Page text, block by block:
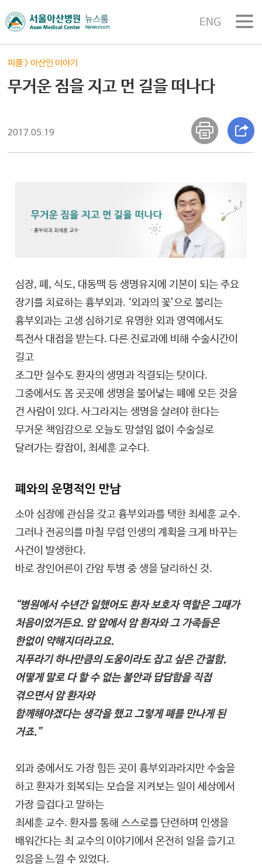
ENG
피플>아산인 이야기
무거운 짐을 지고 먼 길을 떠나다
2017.05.19
심장, 폐, 식도, 대동맥 등 생명유지에 기본이 되는 주요
장기를 치료하는 흉부외과. ‘외과의 꽃’으로 불리는
흉부외과는 고생 심하기로 유명한 외과 영역에서도
특전사 대접을 받는다. 다른 진료과에 비해 수술시간이
길고
조그만 실수도 환자의 생명과 직결되는 탓이다.
그중에서도 몸 곳곳에 생명을 불어넣는 폐에 모든 것을
건 사람이 있다. 사그라지는 생명을 살려야 한다는
무거운 책임감으로 오늘도 망설임 없이 수술실로
달려가는 칼잡이, 최세훈 교수다.
폐와의 운명적인 만남
소아 심장에 관심을 갖고 흉부외과를 택한 최세훈 교수.
그러나 전공의를 마칠 무렵 인생의 계획을 크게 바꾸는
사건이 발생한다.
바로 장인어른이 간암 투병 중 생을 달리하신 것.
“병원에서 수년간 일했어도 환자 보호자 역할은 그때가
처음이었거든요. 암 앞에서 암 환자와 그 가족들은
한없이 약해지더라고요.
지푸라기 하나만큼의 도움이라도 잡고 싶은 간절함,
어떻게 말로 다 할 수 없는 불안과 답답함을 직접
겪으면서 암 환자와
함께해야겠다는 생각을 했고 그렇게 폐를 만나게 된
거죠.”
외과 중에서도 가장 힘든 곳이 흉부외과라지만 수술을
하고 환자가 회복되는 모습을 지켜보는 일이 세상에서
가장 즐겁다고 말하는
최세훈 교수. 환자를 통해 스스로를 단련하며 인생을
배워간다는 최 교수의 이야기에서 온전히 일을 즐기고
있음을 느낄 수 있었다.